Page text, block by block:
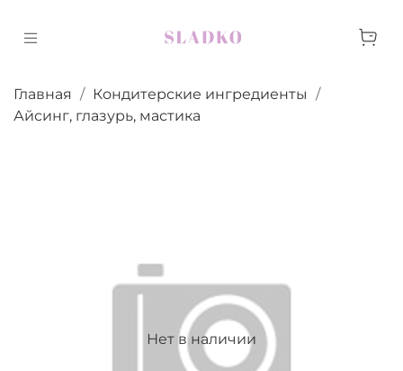
Главная
Кондитерские ингредиенты
Айсинг, глазурь, мастика
Нет в наличии